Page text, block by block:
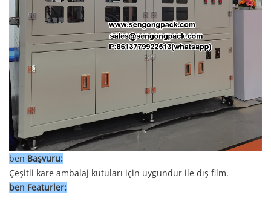
ben Başvuru:
Çeşitli kare ambalaj kutuları için uygundur ile dış film.
ben Featurler: